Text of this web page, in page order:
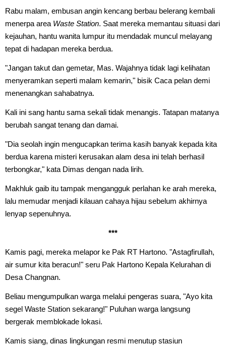
Rabu malam, embusan angin kencang berbau belerang kembali
menerpa area Waste Station. Saat mereka memantau situasi dari
kejauhan, hantu wanita lumpur itu mendadak muncul melayang
tepat di hadapan mereka berdua.
"Jangan takut dan gemetar, Mas. Wajahnya tidak lagi kelihatan
menyeramkan seperti malam kemarin," bisik Caca pelan demi
menenangkan sahabatnya.
Kali ini sang hantu sama sekali tidak menangis. Tatapan matanya
berubah sangat tenang dan damai.
"Dia seolah ingin mengucapkan terima kasih banyak kepada kita
berdua karena misteri kerusakan alam desa ini telah berhasil
terbongkar," kata Dimas dengan nada lirih.
Makhluk gaib itu tampak mengangguk perlahan ke arah mereka,
lalu memudar menjadi kilauan cahaya hijau sebelum akhirnya
lenyap sepenuhnya.
***
Kamis pagi, mereka melapor ke Pak RT Hartono. "Astagfirullah,
air sumur kita beracun!" seru Pak Hartono Kepala Kelurahan di
Desa Changnan.
Beliau mengumpulkan warga melalui pengeras suara, "Ayo kita
segel Waste Station sekarang!" Puluhan warga langsung
bergerak memblokade lokasi.
Kamis siang, dinas lingkungan resmi menutup stasiun